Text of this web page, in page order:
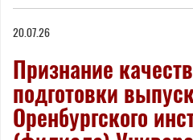
20.07.26
Признание
подготовки
Оренбургского